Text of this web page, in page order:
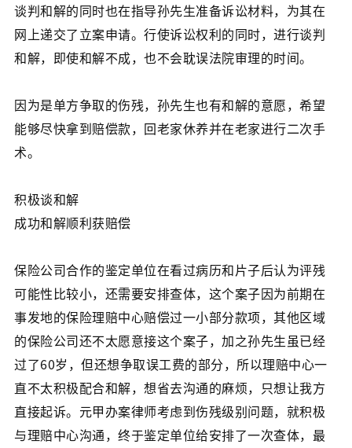
谈判和解的同时也在指导孙先生准备诉讼材料，为其在
网上递交了立案申请。行使诉讼权利的同时，进行谈判
和解，即使和解不成，也不会耽误法院审理的时间。
因为是单方争取的伤残，孙先生也有和解的意愿，希望
能够尽快拿到赔偿款，回老家休养并在老家进行二次手
术。
积极谈和解
成功和解顺利获赔偿
保险公司合作的鉴定单位在看过病历和片子后认为评残
可能性比较小，还需要安排查体，这个案子因为前期在
事发地的保险理赔中心赔偿过一小部分款项，其他区域
的保险公司还不太愿意接这个案子，加之孙先生虽已经
过了60岁，但还想争取误工费的部分，所以理赔中心一
直不太积极配合和解，想省去沟通的麻烦，只想让我方
直接起诉。元甲办案律师考虑到伤残级别问题，就积极
与理赔中心沟通，终于鉴定单位给安排了一次查体，最